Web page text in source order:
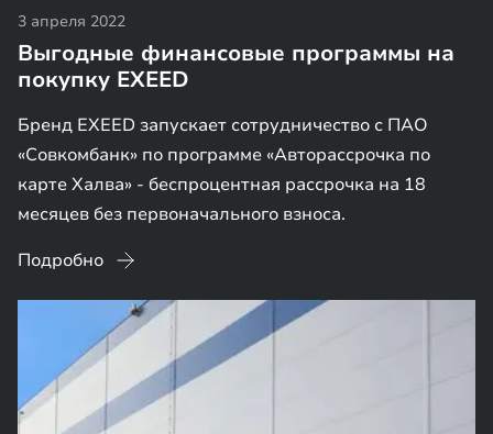
3 апреля 2022
Выгодные финансовые программы на
покупку EXEED
Бренд EXEED запускает сотрудничество с ПАО
«Совкомбанк» по программе «Авторассрочка по
карте Халва» - беспроцентная рассрочка на 18
месяцев без первоначального взноса.
Подробно